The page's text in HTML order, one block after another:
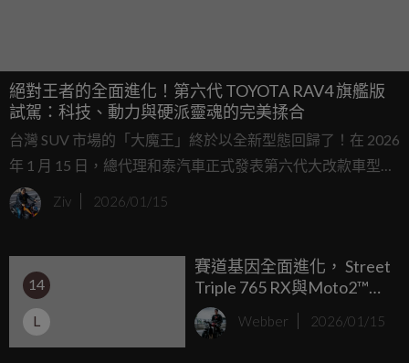
絕對王者的全面進化！第六代 TOYOTA RAV4 旗艦版
試駕：科技、動力與硬派靈魂的完美揉合
台灣 SUV 市場的「大魔王」終於以全新型態回歸了！在 2026
年 1 月 15 日，總代理和泰汽車正式發表第六代大改款車型，
這次改款不僅外觀大刀闊斧，更直接標配了最新世代的 TSS
4.0 安全防護系統，展現極大誠意，更讓人驚喜的是，正式建
而我們這次試駕的則是配備最為均衡、科技感爆棚的「旗艦
版」，正式售價為 130 萬元 。
Ziv 2026/01/15
14
L
賽道基因全面進化， Street
Triple 765 RX與Moto2™限
量版強勢登場 75.8萬元起
Webber 2026/01/15